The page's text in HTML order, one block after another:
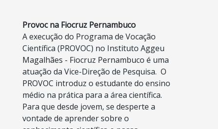
Body
Provoc na Fiocruz Pernambuco
A execução do Programa de Vocação
Científica (PROVOC) no Instituto Aggeu
Magalhães - Fiocruz Pernambuco é uma
atuação da Vice-Direção de Pesquisa. O
PROVOC introduz o estudante do ensino
médio na prática para a área científica.
Para que desde jovem, se desperte a
vontade de aprender sobre o